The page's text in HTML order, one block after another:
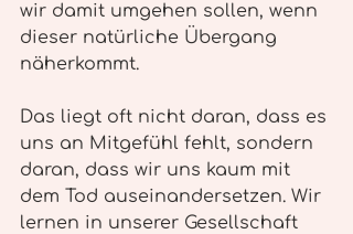
wir damit umgehen sollen, wenn
dieser natürliche Übergang
näherkommt.
Das liegt oft nicht daran, dass es
uns an Mitgefühl fehlt, sondern
daran, dass wir uns kaum mit
dem Tod auseinandersetzen. Wir
lernen in unserer Gesellschaft